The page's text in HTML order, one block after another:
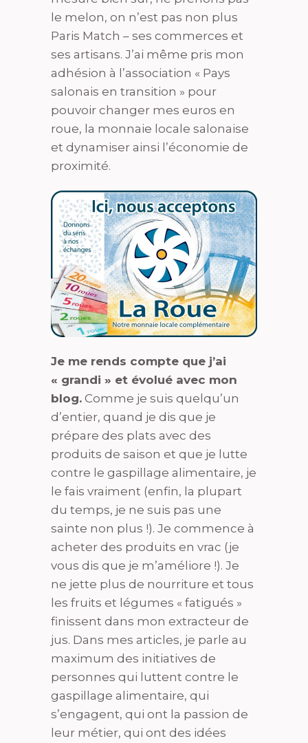
le melon, on n’est pas non plus
Paris Match – ses commerces et
ses artisans. J’ai même pris mon
adhésion à l’association « Pays
salonais en transition » pour
pouvoir changer mes euros en
roue, la monnaie locale salonaise
et dynamiser ainsi l’économie de
proximité.
Je me rends compte que j’ai
« grandi » et évolué avec mon
blog. Comme je suis quelqu’un
d’entier, quand je dis que je
prépare des plats avec des
produits de saison et que je lutte
contre le gaspillage alimentaire, je
le fais vraiment (enfin, la plupart
du temps, je ne suis pas une
sainte non plus !). Je commence à
acheter des produits en vrac (je
vous dis que je m’améliore !). Je
ne jette plus de nourriture et tous
les fruits et légumes « fatigués »
finissent dans mon extracteur de
jus. Dans mes articles, je parle au
maximum des initiatives de
personnes qui luttent contre le
gaspillage alimentaire, qui
s’engagent, qui ont la passion de
leur métier, qui ont des idées